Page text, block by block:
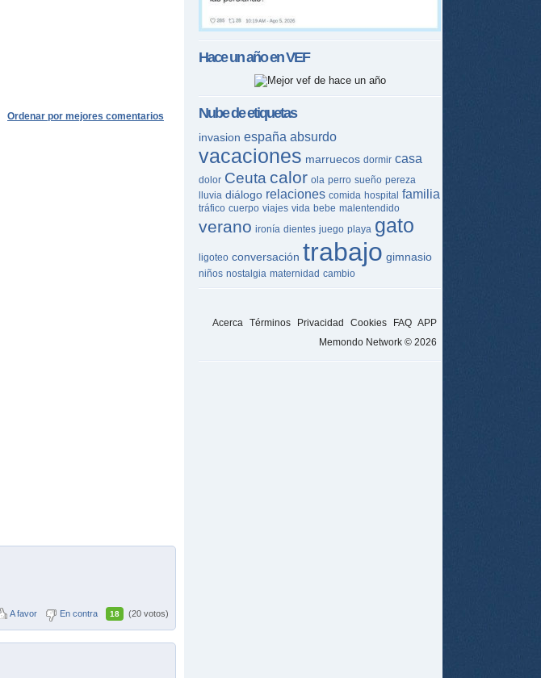
Ordenar por mejores comentarios
A favor En contra 18 (20 votos)
Hace un año enVEF
Nube de etiquetas
invasion españa absurdo
vacaciones marruecos dormir casa
dolor Ceuta calor ola perro sueño pereza
lluvia diálogo relaciones comida hospital familia
tráfico cuerpo viajes vida bebe malentendido
verano ironía dientes juego playa gato
ligoteo conversación trabajo gimnasio
niños nostalgia maternidad cambio
Acerca Términos Privacidad Cookies FAQ APP
Memondo Network © 2026